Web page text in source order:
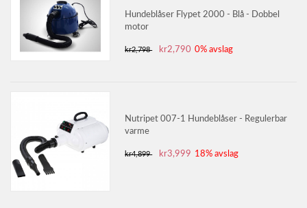
Hundeblåser Flypet 2000 - Blå - Dobbel
motor
kr2,798 kr2,790 0% avslag
Nutripet 007-1 Hundeblåser - Regulerbar
varme
kr4,899 kr3,999 18% avslag